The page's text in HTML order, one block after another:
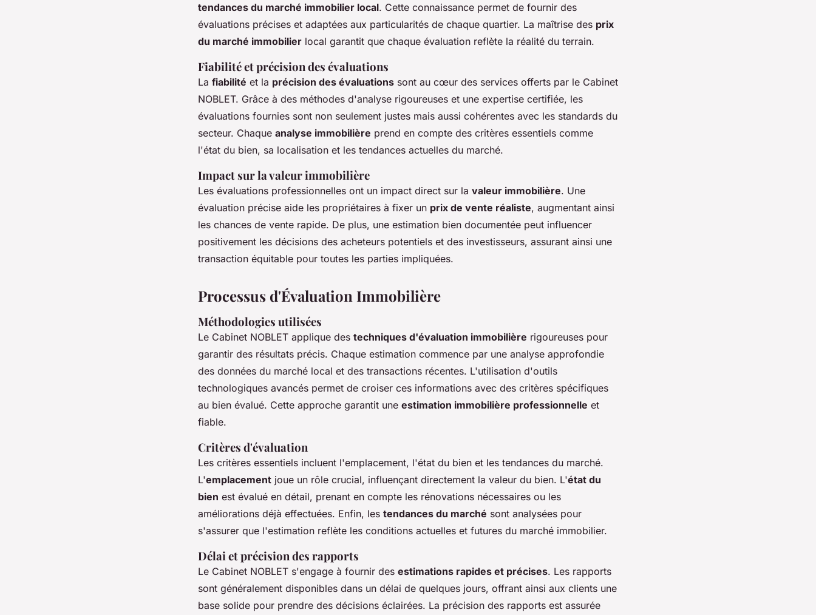
tendances du marché immobilier local. Cette connaissance permet de fournir des
évaluations précises et adaptées aux particularités de chaque quartier. La maîtrise des prix
du marché immobilier local garantit que chaque évaluation reflète la réalité du terrain.
Fiabilité et précision des évaluations
La fiabilité et la précision des évaluations sont au cœur des services offerts par le Cabinet
NOBLET. Grâce à des méthodes d'analyse rigoureuses et une expertise certifiée, les
évaluations fournies sont non seulement justes mais aussi cohérentes avec les standards du
secteur. Chaque analyse immobilière prend en compte des critères essentiels comme
l'état du bien, sa localisation et les tendances actuelles du marché.
Impact sur la valeur immobilière
Les évaluations professionnelles ont un impact direct sur la valeur immobilière. Une
évaluation précise aide les propriétaires à fixer un prix de vente réaliste, augmentant ainsi
les chances de vente rapide. De plus, une estimation bien documentée peut influencer
positivement les décisions des acheteurs potentiels et des investisseurs, assurant ainsi une
transaction équitable pour toutes les parties impliquées.
Processus d'Évaluation Immobilière
Méthodologies utilisées
Le Cabinet NOBLET applique des techniques d'évaluation immobilière rigoureuses pour
garantir des résultats précis. Chaque estimation commence par une analyse approfondie
des données du marché local et des transactions récentes. L'utilisation d'outils
technologiques avancés permet de croiser ces informations avec des critères spécifiques
au bien évalué. Cette approche garantit une estimation immobilière professionnelle et
fiable.
Critères d'évaluation
Les critères essentiels incluent l'emplacement, l'état du bien et les tendances du marché.
L'emplacement joue un rôle crucial, influençant directement la valeur du bien. L'état du
bien est évalué en détail, prenant en compte les rénovations nécessaires ou les
améliorations déjà effectuées. Enfin, les tendances du marché sont analysées pour
s'assurer que l'estimation reflète les conditions actuelles et futures du marché immobilier.
Délai et précision des rapports
Le Cabinet NOBLET s'engage à fournir des estimations rapides et précises. Les rapports
sont généralement disponibles dans un délai de quelques jours, offrant ainsi aux clients une
base solide pour prendre des décisions éclairées. La précision des rapports est assurée